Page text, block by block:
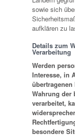
sowie sich
aufklären zu
Details zum
Verarbeitung
Werden
Interesse, in
Wahrung der
verarbeitet,
besondere